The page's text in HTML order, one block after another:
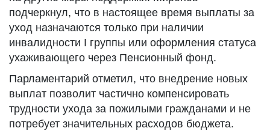
подчеркнул, что в настоящее время выплаты за
уход назначаются только при наличии
инвалидности I группы или оформления статуса
ухаживающего через Пенсионный фонд.
Парламентарий отметил, что внедрение новых
выплат позволит частично компенсировать
трудности ухода за пожилыми гражданами и не
потребует значительных расходов бюджета.